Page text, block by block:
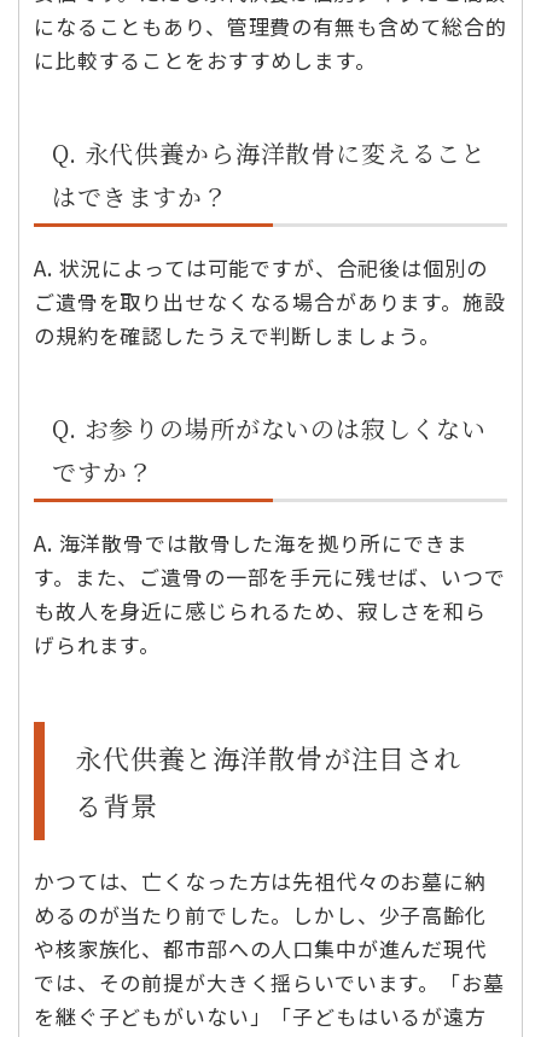
になることもあり、管理費の有無も含めて総合的
に比較することをおすすめします。
Q. 永代供養から海洋散骨に変えること
はできますか？
A. 状況によっては可能ですが、合祀後は個別の
ご遺骨を取り出せなくなる場合があります。施設
の規約を確認したうえで判断しましょう。
Q. お参りの場所がないのは寂しくない
ですか？
A. 海洋散骨では散骨した海を拠り所にできま
す。また、ご遺骨の一部を手元に残せば、いつで
も故人を身近に感じられるため、寂しさを和ら
げられます。
永代供養と海洋散骨が注目され
る背景
かつては、亡くなった方は先祖代々のお墓に納
めるのが当たり前でした。しかし、少子高齢化
や核家族化、都市部への人口集中が進んだ現代
では、その前提が大きく揺らいでいます。「お墓
を継ぐ子どもがいない」「子どもはいるが遠方